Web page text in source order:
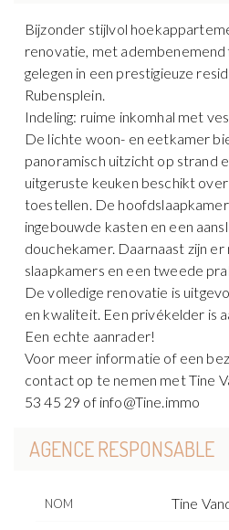
Bijzonder stijlvol
renovatie, met adembenemend
gelegen in een prestigieuze
Rubensplein.
Indeling: ruime inkomhal met
De lichte woon- en eetkamer
panoramisch uitzicht op strand
uitgeruste keuken beschikt
toestellen. De
ingebouwde kasten en een
douchekamer. Daarnaast zijn
slaapkamers en een tweede
De volledige renovatie is
en kwaliteit. Een privékelder is
Een echte aanrader!
Voor meer informatie of een
contact op te nemen met Tine
53 45 29 of info@Tine.immo
AGENCE RESPONSABLE
NOM Tine